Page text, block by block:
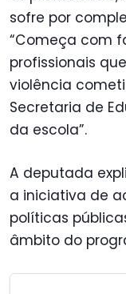
sofre por
“Começa com
profissionais
violência
Secretaria de
da escola”.
A deputada
a iniciativa de
políticas
âmbito do